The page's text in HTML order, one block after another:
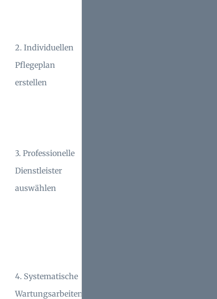
2. Individuellen
Pflegeplan
erstellen
3. Professionelle
Dienstleister
auswählen
4. Systematische
Wartungsarbeiten